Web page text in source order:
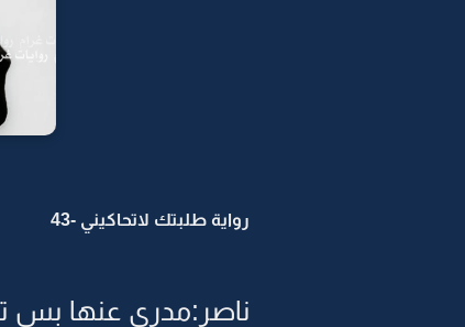
رواية طلبتك لاتحاكيني -43
ناصر:مدرى عنها بس